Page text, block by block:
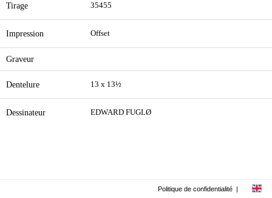
Tirage 35455
Impression Offset
Graveur
Dentelure 13 x 13½
Dessinateur EDWARD FUGLØ
Politique de confidentialité |